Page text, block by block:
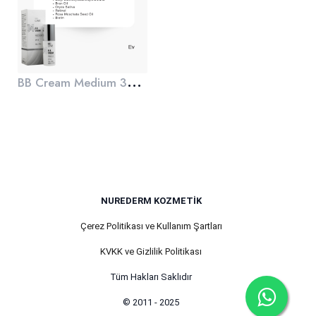
B
B Cream Medium 30 gr
NUREDERM KOZMETIK
Çerez Politikası ve Kullanım Şartları
KVKK ve Gizlilik Politikası
Tüm Hakları Saklıdır
© 2011 - 2025